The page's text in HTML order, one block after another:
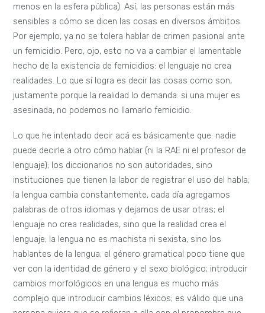
menos en la esfera pública). Así, las personas están más
sensibles a cómo se dicen las cosas en diversos ámbitos.
Por ejemplo, ya no se tolera hablar de crimen pasional ante
un femicidio. Pero, ojo, esto no va a cambiar el lamentable
hecho de la existencia de femicidios: el lenguaje no crea
realidades. Lo que sí logra es decir las cosas como son,
justamente porque la realidad lo demanda: si una mujer es
asesinada, no podemos no llamarlo femicidio.
Lo que he intentado decir acá es básicamente que: nadie
puede decirle a otro cómo hablar (ni la RAE ni el profesor de
lenguaje); los diccionarios no son autoridades, sino
instituciones que tienen la labor de registrar el uso del habla;
la lengua cambia constantemente, cada día agregamos
palabras de otros idiomas y dejamos de usar otras; el
lenguaje no crea realidades, sino que la realidad crea el
lenguaje; la lengua no es machista ni sexista, sino los
hablantes de la lengua; el género gramatical poco tiene que
ver con la identidad de género y el sexo biológico; introducir
cambios morfológicos en una lengua es mucho más
complejo que introducir cambios léxicos; es válido que una